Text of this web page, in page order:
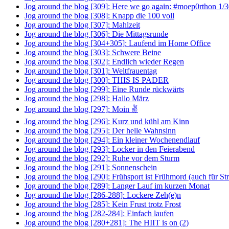
Jog around the blog [309]: Here we go again: #moep0rthon 1/
Jog around the blog [308]: Knapp die 100 voll
Jog around the blog [307]: Mahlzeit
Jog around the blog [306]: Die Mittagsrunde
Jog around the blog [304+305]: Laufend im Home Office
Jog around the blog [303]: Schwere Beine
Jog around the blog [302]: Endlich wieder Regen
Jog around the blog [301]: Weltfrauentag
Jog around the blog [300]: THIS IS PADER
Jog around the blog [299]: Eine Runde rückwärts
Jog around the blog [298]: Hallo März
Jog around the blog [297]: Moin ✌
Jog around the blog [296]: Kurz und kühl am Kinn
Jog around the blog [295]: Der helle Wahnsinn
Jog around the blog [294]: Ein kleiner Wochenendlauf
Jog around the blog [293]: Locker in den Feierabend
Jog around the blog [292]: Ruhe vor dem Sturm
Jog around the blog [291]: Sonnenschein
Jog around the blog [290]: Frühsport ist Frühmord (auch für
Jog around the blog [289]: Langer Lauf im kurzen Monat
Jog around the blog [286-288]: Lockere Zeh(e)n
Jog around the blog [285]: Kein Frust trotz Frost
Jog around the blog [282-284]: Einfach laufen
Jog around the blog [280+281]: The HIIT is on (2)